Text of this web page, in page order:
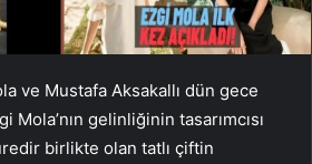
ve Mustafa Aksakallı dün gece
gelinliğinin tasarımcısı
birlikte olan tatlı çiftin